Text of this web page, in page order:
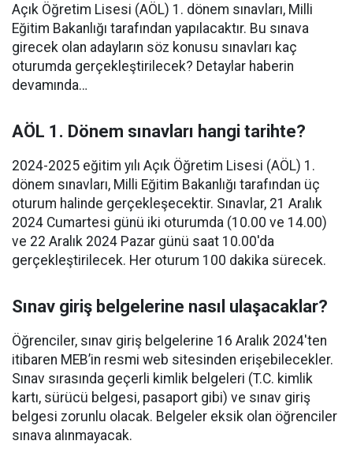
Açık Öğretim Lisesi (AÖL) 1. dönem sınavları, Milli
Eğitim Bakanlığı tarafından yapılacaktır. Bu sınava
girecek olan adayların söz konusu sınavları kaç
oturumda gerçekleştirilecek? Detaylar haberin
devamında…
AÖL 1. Dönem sınavları hangi tarihte?
2024-2025 eğitim yılı Açık Öğretim Lisesi (AÖL) 1.
dönem sınavları, Milli Eğitim Bakanlığı tarafından üç
oturum halinde gerçekleşecektir. Sınavlar, 21 Aralık
2024 Cumartesi günü iki oturumda (10.00 ve 14.00)
ve 22 Aralık 2024 Pazar günü saat 10.00'da
gerçekleştirilecek. Her oturum 100 dakika sürecek.
Sınav giriş belgelerine nasıl ulaşacaklar?
Öğrenciler, sınav giriş belgelerine 16 Aralık 2024'ten
itibaren MEB’in resmi web sitesinden erişebilecekler.
Sınav sırasında geçerli kimlik belgeleri (T.C. kimlik
kartı, sürücü belgesi, pasaport gibi) ve sınav giriş
belgesi zorunlu olacak. Belgeler eksik olan öğrenciler
sınava alınmayacak.